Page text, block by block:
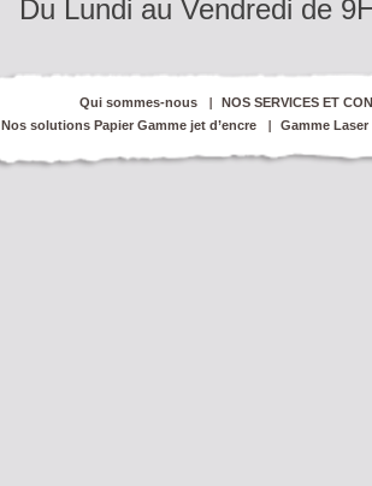
Du Lundi au Vendredi de
Qui sommes-nous
NOS SERVICES ET
Nos solutions Papier Gamme jet d’encre
Gamme Laser